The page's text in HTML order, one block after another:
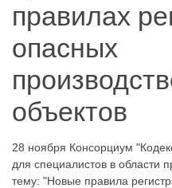
правилах
опасных
объектов
28 ноября Консорциум
для специалистов в области
тему: "Новые правила